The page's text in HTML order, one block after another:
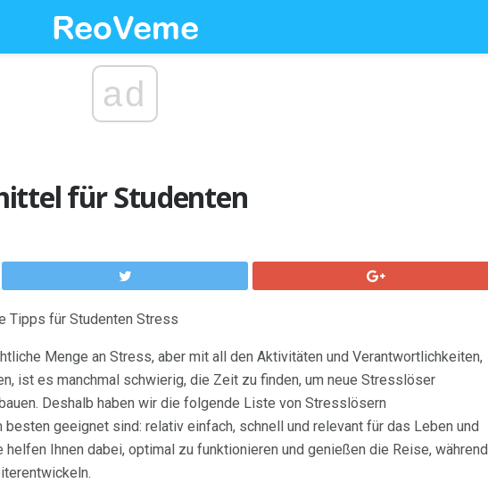
ad
für Studenten
Tipps für Studenten Stress
Menge an Stress, aber mit all den Aktivitäten und Verantwortlichkeiten,
ist es manchmal schwierig, die Zeit zu finden, um neue Stresslöser
Deshalb haben wir die folgende Liste von Stresslösern
geeignet sind: relativ einfach, schnell und relevant für das Leben und
helfen Ihnen dabei, optimal zu funktionieren und genießen die Reise, während